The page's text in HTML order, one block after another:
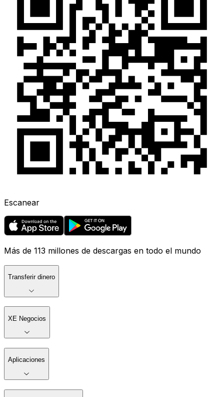
Escanear
Más de 113 millones de descargas en todo el mundo
Transferir dinero
XE Negocios
Aplicaciones